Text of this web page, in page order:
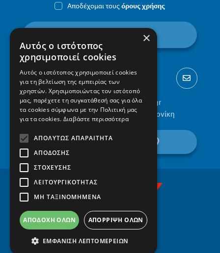
Αποδέχομαι τουςόρους χρήσης
2310 300002
info@protypa.gr
Ελαιώνες Πυλαίας, 555 36, Θεσσαλονίκη
βρείτε μας στον χάρτη
×
Αυτός ο ιστότοπος
χρησιμοποιεί cookies
Αυτός ο ιστότοπος χρησιμοποιεί cookies
για τη βελτίωση της εμπειρίας των
χρηστών. Χρησιμοποιώντας τον ιστότοπό
μας, παρέχετε τη συγκατάθεσή σας για όλα
τα cookies σύμφωνα με την Πολιτική μας
για τα cookies. Διαβάστε περισσότερα
ΑΠΟΛΎΤΩΣ ΑΠΑΡΑΊΤΗΤΑ
ΑΠΌΔΟΣΗΣ
ΣΤΌΧΕΥΣΗΣ
ΛΕΙΤΟΥΡΓΙΚΌΤΗΤΑΣ
ΜΗ ΤΑΞΙΝΟΜΗΜΈΝΑ
ΑΠΟΔΟΧΉ ΌΛΩΝ ΑΠΌΡΡΙΨΗ ΌΛΩΝ
ΕΜΦΆΝΙΣΗ ΛΕΠΤΟΜΕΡΕΙΏΝ